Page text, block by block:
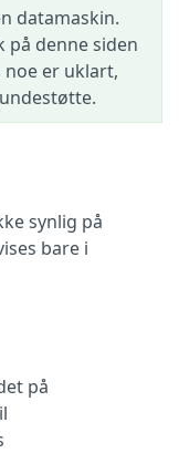
datamaskin.
på denne siden
er uklart,
synlig på
bare i
på